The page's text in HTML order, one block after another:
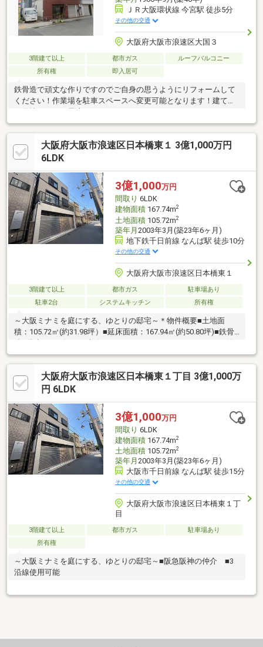
ＪＲ大阪環状線 今宮駅 徒歩5分
その他の交通
大阪府大阪市浪速区大国３
3階建て以上 都市ガス
ルーフバルコニー
所有権
即入居可
鉄骨造で頑丈な作りですのでご自身の思うようにリフォームして
ください！作業場を駐車スペースへ変更可能となります！建て替
大阪府大阪市浪速区日本橋東１ 3億1,000万円
6LDK
3億1,000万円
間取り 6LDK
建物面積167.74m2
土地面積105.72m2
築年月 2003年3月(築23年6ヶ月)
地下鉄千日前線 なんば駅 徒歩10分
その他の交通
大阪府大阪市浪速区日本橋東１
3階建て以上 都市ガス
駐車場あり
駐車2台
システムキッチン 所有権
～大阪ミナミを庭にする、ゆとりの邸宅～＊物件概要■土地面
積：105.72㎡(約31.98坪）■延床面積：167.94㎡(約50.80坪)■鉄骨
き)■前道：約4m(公道、南東向き)＊交通アクセス■大阪メトロ千
日前線「日本橋」駅徒歩約9分■大阪メトロ堺筋線「日本橋」駅徒
歩9分■近鉄奈良線「近鉄日本橋」駅徒歩9分
大阪府大阪市浪速区日本橋東１丁目 3億1,000万
円 6LDK
3億1,000万円
間取り 6LDK
建物面積167.74m2
土地面積105.72m2
築年月 2003年3月(築23年6ヶ月)
大阪市千日前線 なんば駅 徒歩15分
その他の交通
大阪府大阪市浪速区日本橋東１丁
目
3階建て以上 都市ガス
駐車場あり
所有権
～大阪ミナミを庭にする、ゆとりの邸宅～■阪急阪神の仲介 ■3
沿線使用可能